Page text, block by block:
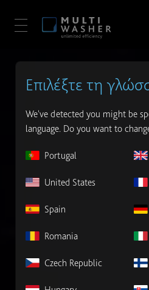
Επιλέξτε τη
We've detected you might be
language. Do you want to
Portugal
United States
Spain
Romania
Czech Republic